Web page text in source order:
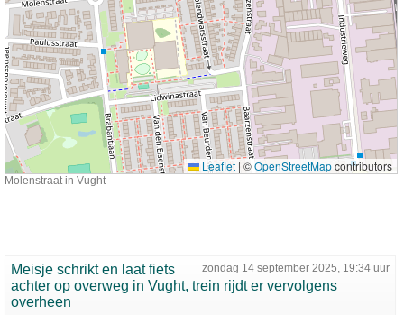
Leaflet | ©OpenStreetMapcontributors
Molenstraat in Vught
zondag 14 september 2025, 19:34 uur
Meisje schrikt en laat fiets
achter op overweg in Vught, trein rijdt er vervolgens
overheen